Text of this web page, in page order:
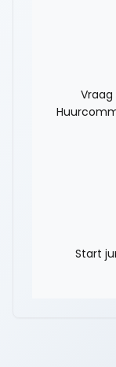
Start